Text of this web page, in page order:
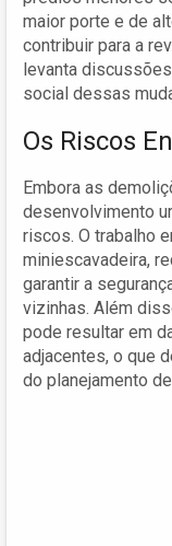
maior porte e de
contribuir para a
levanta
social dessas
Os Riscos
Embora as
desenvolvimento
riscos. O trabalho
miniescavadeira,
garantir a
vizinhas. Além
pode resultar em
adjacentes, o que
do planejamento